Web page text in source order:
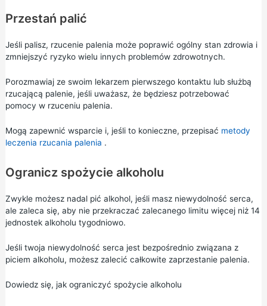
Przestań palić
Jeśli palisz, rzucenie palenia może poprawić ogólny stan zdrowia i
zmniejszyć ryzyko wielu innych problemów zdrowotnych.
Porozmawiaj ze swoim lekarzem pierwszego kontaktu lub służbą
rzucającą palenie, jeśli uważasz, że będziesz potrzebować
pomocy w rzuceniu palenia.
Mogą zapewnić wsparcie i, jeśli to konieczne, przepisać metody
leczenia rzucania palenia .
Ogranicz spożycie alkoholu
Zwykle możesz nadal pić alkohol, jeśli masz niewydolność serca,
ale zaleca się, aby nie przekraczać zalecanego limitu więcej niż 14
jednostek alkoholu tygodniowo.
Jeśli twoja niewydolność serca jest bezpośrednio związana z
piciem alkoholu, możesz zalecić całkowite zaprzestanie palenia.
Dowiedz się, jak ograniczyć spożycie alkoholu